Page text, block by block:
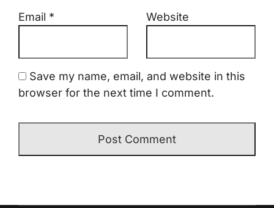
Email * Website
Save my name, email, and website in this
browser for the next time I comment.